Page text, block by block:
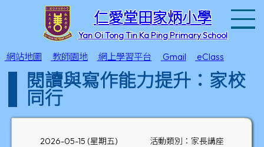
仁愛堂田家炳小學
Yan Oi Tong Tin Ka Ping Primary School
網站地圖 教師園地 網上學習平台 Gmail eClass
閱讀與寫作能力提升：家校
同行
2026-05-15 (星期五) 活動類別：家長講座